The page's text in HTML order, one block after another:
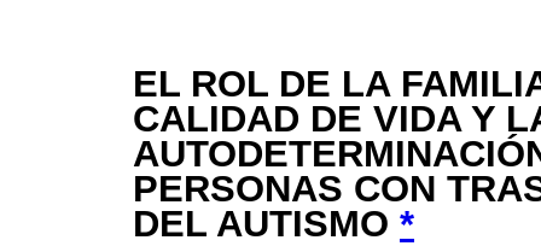
EL ROL DE LA
CALIDAD DE VIDA Y
PERSONAS CON
DEL AUTISMO *